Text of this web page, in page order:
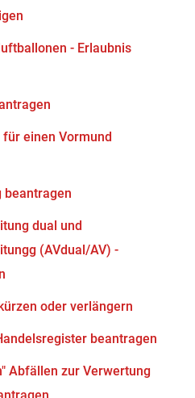
- Erlaubnis
einen Vormund
beantragen
dual und
(AVdual/AV) -
oder verlängern
beantragen
Abfällen zur Verwertung